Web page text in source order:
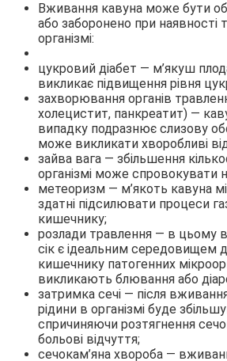
Вживання кавуна може бути
або заборонено при наявності
організмі:
цукровий діабет — м’якуш
викликає підвищення рівня
захворювання органів
холецистит, панкреатит) —
випадку подразнює слизову
може викликати хворобливі
зайва вага — збільшення
організмі може спровокувати
метеоризм — м’якоть кавуна
здатні підсилювати процеси
кишечнику;
розлади травлення — в цьому
сік є ідеальним середовищем
кишечнику патогенних
викликають блювання або
затримка сечі — після
рідини в організмі буде
спричиняючи розтягнення
больові відчуття;
сечокам’яна хвороба —